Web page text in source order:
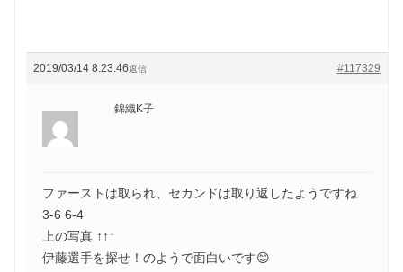
2019/03/14 8:23:46 #117329
返信
錦織K子
ファーストは取られ、セカンドは取り返したようですね
3-6 6-4
上の写真 ↑↑↑
伊藤選手を探せ！のようで面白いです😊